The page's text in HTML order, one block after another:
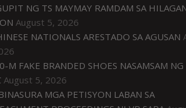
NG TS MAYMAY RAMDAM SA
August 5, 2026
NATIONALS ARESTADO SA AGUSAN
M FAKE BRANDED SHOES NASAMSAM
August 5, 2026
MGA PETISYON LABAN SA